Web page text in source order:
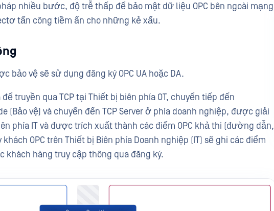
nhiều bước, độ trễ thấp để bảo mật dữ liệu OPC bên ngoài mạng
tấn công tiềm ẩn cho những kẻ xấu.
bảo vệ sẽ sử dụng đăng ký OPC UA hoặc DA.
truyền qua TCP tại Thiết bị biên phía OT, chuyển tiếp đến
(Bảo vệ) và chuyển đến TCP Server ở phía doanh nghiệp, được giải
phía IT và được trích xuất thành các điểm OPC khả thi (đường dẫn,
OPC trên Thiết bị Biên phía Doanh nghiệp (IT) sẽ ghi các điểm
khách hàng truy cập thông qua đăng ký.